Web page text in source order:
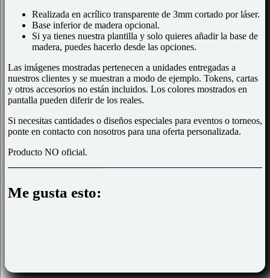
Realizada en acrílico transparente de 3mm cortado por láser.
Base inferior de madera opcional.
Si ya tienes nuestra plantilla y solo quieres añadir la base de
madera, puedes hacerlo desde las opciones.
Las imágenes mostradas pertenecen a unidades entregadas a
nuestros clientes y se muestran a modo de ejemplo. Tokens, cartas
y otros accesorios no están incluidos. Los colores mostrados en
pantalla pueden diferir de los reales.
Si necesitas cantidades o diseños especiales para eventos o torneos,
ponte en contacto con nosotros para una oferta personalizada.
Producto NO oficial.
Me gusta esto: